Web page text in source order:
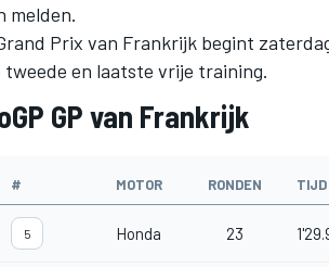
melden.
Prix van Frankrijk begint
en laatste vrije training.
GP van Frankrijk
# MOTOR RONDEN TIJD
5 Honda 23